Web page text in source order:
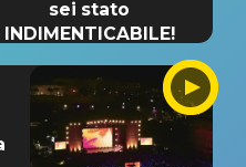
sei stato
INDIMENTICABILE!